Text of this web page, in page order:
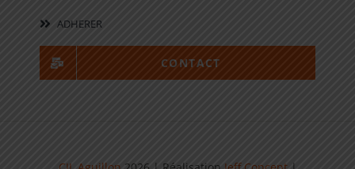
ADHERER
CONTACT